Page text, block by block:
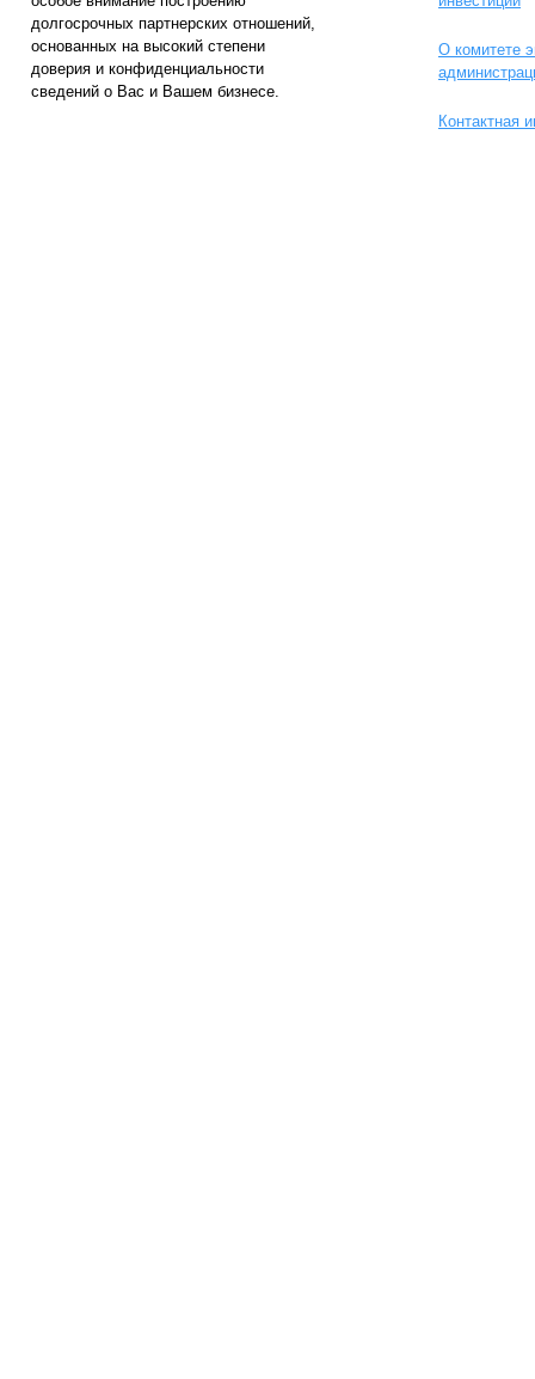
долгосрочных партнерских отношений,
основанных на высокий степени
доверия и конфиденциальности
сведений о Вас и Вашем бизнесе.
О комитете
Контактная